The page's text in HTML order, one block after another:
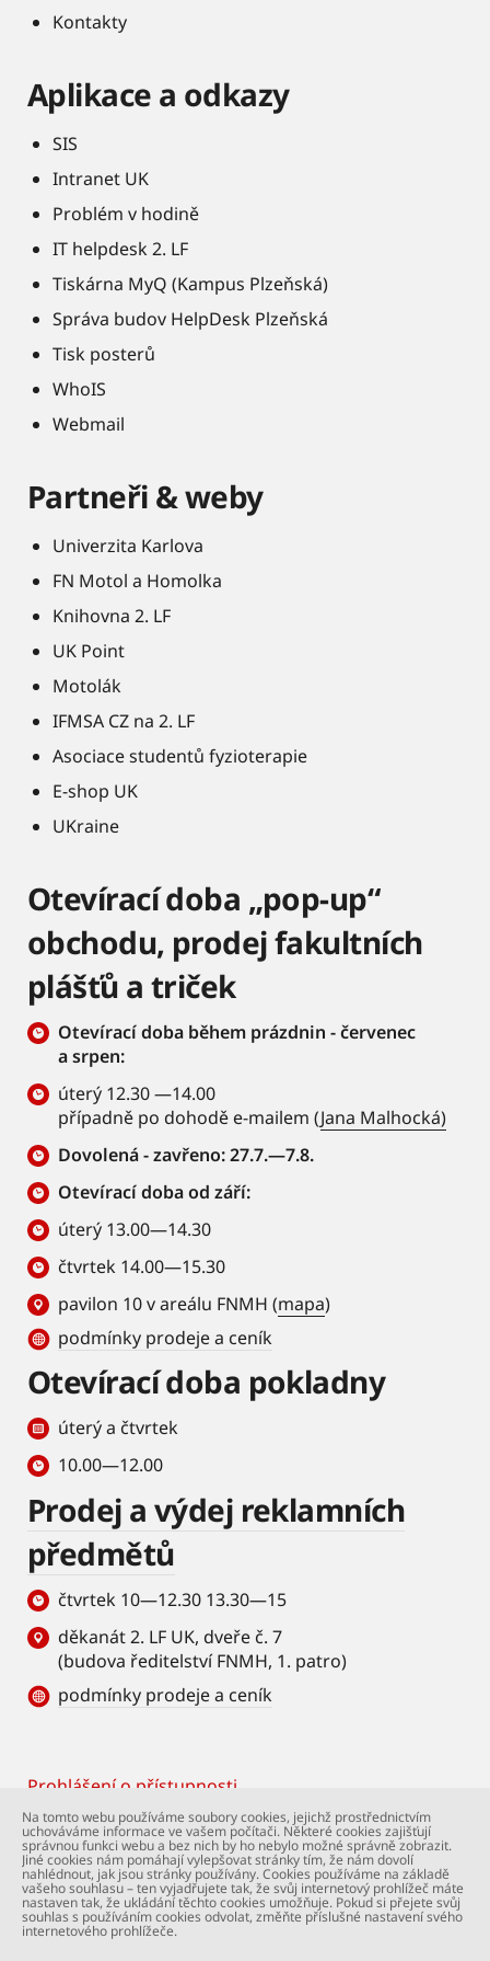
Kontakty
Aplikace a odkazy
SIS
Intranet UK
Problém v hodině
IT helpdesk 2. LF
Tiskárna MyQ (Kampus Plzeňská)
Správa budov HelpDesk Plzeňská
Tisk posterů
WhoIS
Webmail
Partneři & weby
Univerzita Karlova
FN Motol a Homolka
Knihovna 2. LF
UK Point
Motolák
IFMSA CZ na 2. LF
Asociace studentů fyzioterapie
E-shop UK
UKraine
Otevírací doba „pop-up“
obchodu, prodej fakultních
plášťů a triček
Otevírací doba během prázdnin - červenec
a srpen:
úterý 12.30 —14.00
případně po dohodě e-mailem (Jana Malhocká)
Dovolená - zavřeno: 27.7.—7.8.
Otevírací doba od září:
úterý 13.00—14.30
čtvrtek 14.00—15.30
pavilon 10 v areálu FNMH (mapa)
podmínky prodeje a ceník
Otevírací doba pokladny
úterý a čtvrtek
10.00—12.00
Prodej a výdej reklamních
předmětů
čtvrtek 10—12.30 13.30—15
děkanát 2. LF UK, dveře č. 7
(budova ředitelství FNMH, 1. patro)
podmínky prodeje a ceník
Footer
Prohlášení o přístupnosti
© Univerzita Karlova – 2. lékařská fakulta. Všechna
práva vyhrazena. Foto: 2. LF a Shutterstock.com.
Podpora webu:webmaster@lfmotol.cuni.cz
Na tomto webu používáme soubory cookies, jejichž prostřednictvím
uchováváme informace ve vašem počítači. Některé cookies zajišťují
správnou funkci webu a bez nich by ho nebylo možné správně zobrazit.
Jiné cookies nám pomáhají vylepšovat stránky tím, že nám dovolí
nahlédnout, jak jsou stránky používány. Cookies používáme na základě
vašeho souhlasu – ten vyjadřujete tak, že svůj internetový prohlížeč máte
nastaven tak, že ukládání těchto cookies umožňuje. Pokud si přejete svůj
souhlas s používáním cookies odvolat, změňte příslušné nastavení svého
internetového prohlížeče.